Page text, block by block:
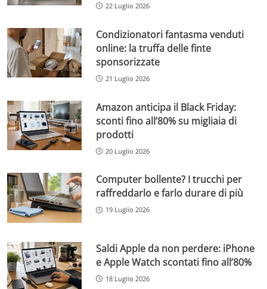
22 Luglio 2026
Condizionatori fantasma venduti
online: la truffa delle finte
sponsorizzate
21 Luglio 2026
Amazon anticipa il Black Friday:
sconti fino all’80% su migliaia di
prodotti
20 Luglio 2026
Computer bollente? I trucchi per
raffreddarlo e farlo durare di più
19 Luglio 2026
Saldi Apple da non perdere: iPhone
e Apple Watch scontati fino all’80%
18 Luglio 2026